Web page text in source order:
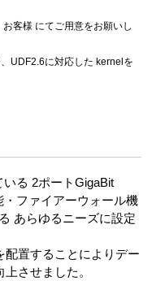
客様 にてご用意をお願いし
UDF2.6に対応した kernelを
る 2ポートGigaBit
ファイアーウォール機
あらゆるニーズに設定
配置することによりデー
させました。